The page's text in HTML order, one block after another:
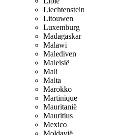
Liechtenstein
Litouwen
Luxemburg
Madagaskar
Malawi
Malediven
Maleisië
Mali
Malta
Marokko
Martinique
Mauritanië
Mauritius
Mexico
Moldavië